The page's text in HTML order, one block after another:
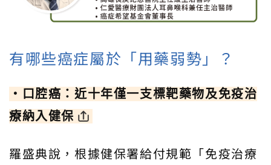
有哪些癌症屬於「用藥弱勢」？
‧口腔癌：近十年僅一支標靶藥物及免疫治
療納入健保
羅盛典說，根據健保署給付規範「免疫治療